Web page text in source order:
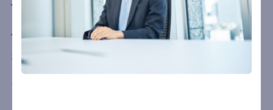
う改善する？業務変化に強い柔軟な仕組みで、受
発注ミス削減と在庫精度向上を実現
1918年の創業以来、粘着テープのパイオニアとして日本の産業
と生活を支えてきたニチバン株式会社。「セロテープ®」や「ケ
アリーヴ™」といった製品は、今や日本人の生活に欠かせない